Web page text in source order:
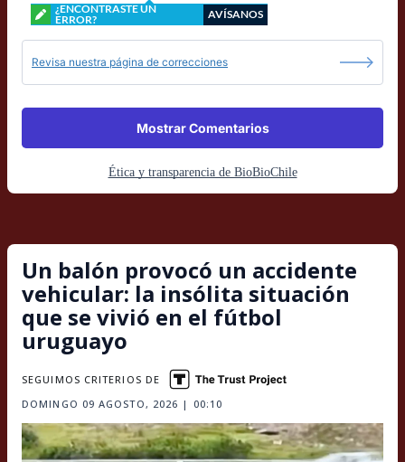
¿ENCONTRASTE UN
ERROR?
AVÍSANOS
Revisa nuestra página de correcciones
Mostrar Comentarios
Ética y transparencia de BioBioChile
Un balón provocó un accidente
vehicular: la insólita situación
que se vivió en el fútbol
uruguayo
DOMINGO 09 AGOSTO, 2026 | 00:10
SEGUIMOS CRITERIOS DE